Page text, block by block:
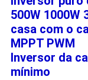
500W 1000W
casa com o
MPPT PWM
Inversor da
mínimo